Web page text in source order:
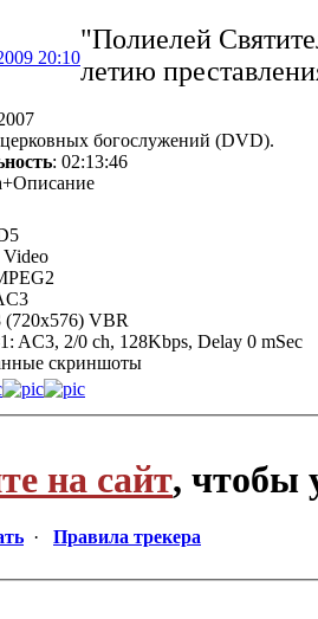
20:10
"Полиелей
летию
богослужений (DVD).
: 02:13:46
(720x576) VBR
AC3, 2/0 ch, 128Kbps, Delay 0 mSec
скриншоты
на сайт, чтобы
· Правила трекера